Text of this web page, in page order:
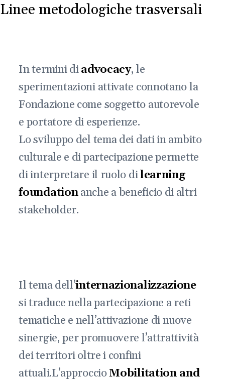
Linee metodologiche trasversali
In termini diadvocacy, le
sperimentazioni attivate connotano la
Fondazione come soggetto autorevole
e portatore di esperienze.
Lo sviluppo del tema dei dati in ambito
culturale e di partecipazione permette
di interpretare il ruolo dilearning
foundationanche a beneficio di altri
stakeholder.
Il tema dell’internazionalizzazione
si traduce nella partecipazione a reti
tematiche e nell’attivazione di nuove
sinergie, per promuovere l’attrattività
dei territori oltre i confini
attuali.L’approccioMobilitation and